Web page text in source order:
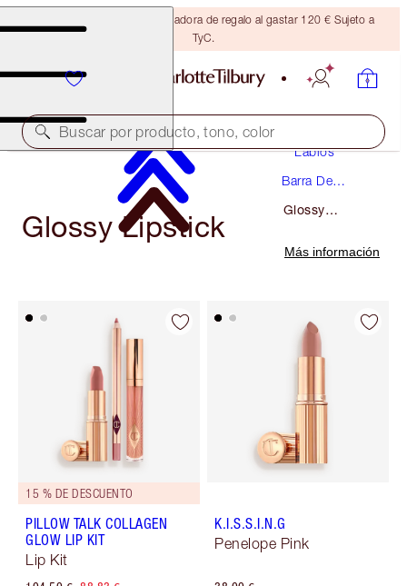
Consigue una brocha bronceadora de regalo al gastar 120 € Sujeto a
TyC.
Buscar por producto, tono, color
Labios
Barra De
Glossy
Glossy Lipstick
Más información
15 % DE DESCUENTO
PILLOW TALK COLLAGEN
GLOW LIP KIT
Lip Kit
K.I.S.S.I.N.G
Penelope Pink